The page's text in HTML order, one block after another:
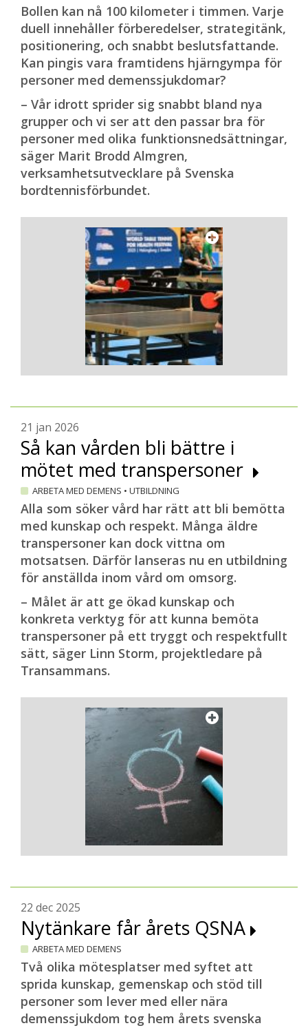
Bollen kan nå 100 kilometer i timmen. Varje
duell innehåller förberedelser, strategitänk,
positionering, och snabbt beslutsfattande.
Kan pingis vara framtidens hjärngympa för
personer med demenssjukdomar?
– Vår idrott sprider sig snabbt bland nya
grupper och vi ser att den passar bra för
personer med olika funktionsnedsättningar,
säger Marit Brodd Almgren,
verksamhetsutvecklare på Svenska
bordtennisförbundet.
21 jan 2026
Så kan vården bli bättre i
mötet med transpersoner
ARBETA MED DEMENS • UTBILDNING
Alla som söker vård har rätt att bli bemötta
med kunskap och respekt. Många äldre
transpersoner kan dock vittna om
motsatsen. Därför lanseras nu en utbildning
för anställda inom vård om omsorg.
– Målet är att ge ökad kunskap och
konkreta verktyg för att kunna bemöta
transpersoner på ett tryggt och respektfullt
sätt, säger Linn Storm, projektledare på
Transammans.
22 dec 2025
Nytänkare får årets QSNA
ARBETA MED DEMENS
Två olika mötesplatser med syftet att
sprida kunskap, gemenskap och stöd till
personer som lever med eller nära
demenssjukdom tog hem årets svenska